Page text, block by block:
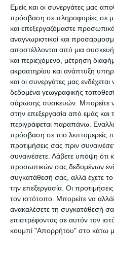
Εμείς και οι συνεργάτες μας
πρόσβαση σε πληροφορίες σε
και επεξεργαζόμαστε
αναγνωριστικοί και
αποστέλλονται από μια συσκευή
και περιεχόμενο, μέτρηση
ακροατηρίου και ανάπτυξη
και οι συνεργάτες μας
δεδομένα γεωγραφικής
σάρωσης συσκευών. Μπορείτε
στην επεξεργασία από εμάς
περιγράφεται παραπάνω.
πρόσβαση σε πιο λεπτομερείς
προτιμήσεις σας πριν
συναινέσετε. Λάβετε υπόψη ότι
προσωπικών σας δεδομένων
συγκατάθεσή σας, αλλά έχετε
την επεξεργασία. Οι
τον ιστότοπο. Μπορείτε να
ανακαλέσετε τη συγκατάθεσή
επιστρέφοντας σε αυτόν τον
κουμπί "Απορρήτου" στο κάτω
ο καθένας έχει δικαίωμα
Λιμεναρχείο.
Ύστερα, θα υποβληθεί
καταστηματάρχη ότι
υπογράφεται μια
των
λαμβάνει γνώση ότι
λωρίδα για την
πεζών».
Η λειτουργία
Ο κ. Α. Πλέσσας
λιμανιού:
«Ο καθένας μπορεί να